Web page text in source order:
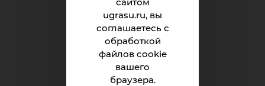
ugrasu.ru, вы
соглашаетесь с
обработкой
файлов cookie
вашего
браузера.
Университет
Поступающему
Студенту
Сотруднику